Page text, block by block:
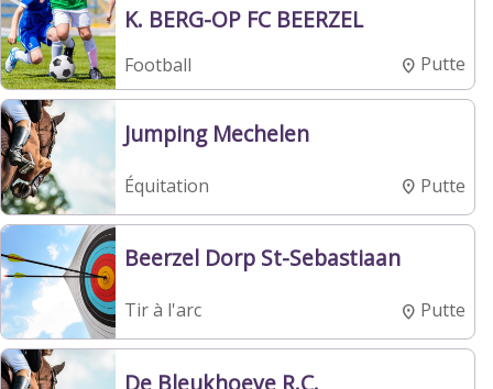
K. BERG-OP FC BEERZEL
Football Putte
Jumping Mechelen
Équitation Putte
Beerzel Dorp St-Sebastiaan
Tir à l'arc Putte
De Bleukhoeve R.C.